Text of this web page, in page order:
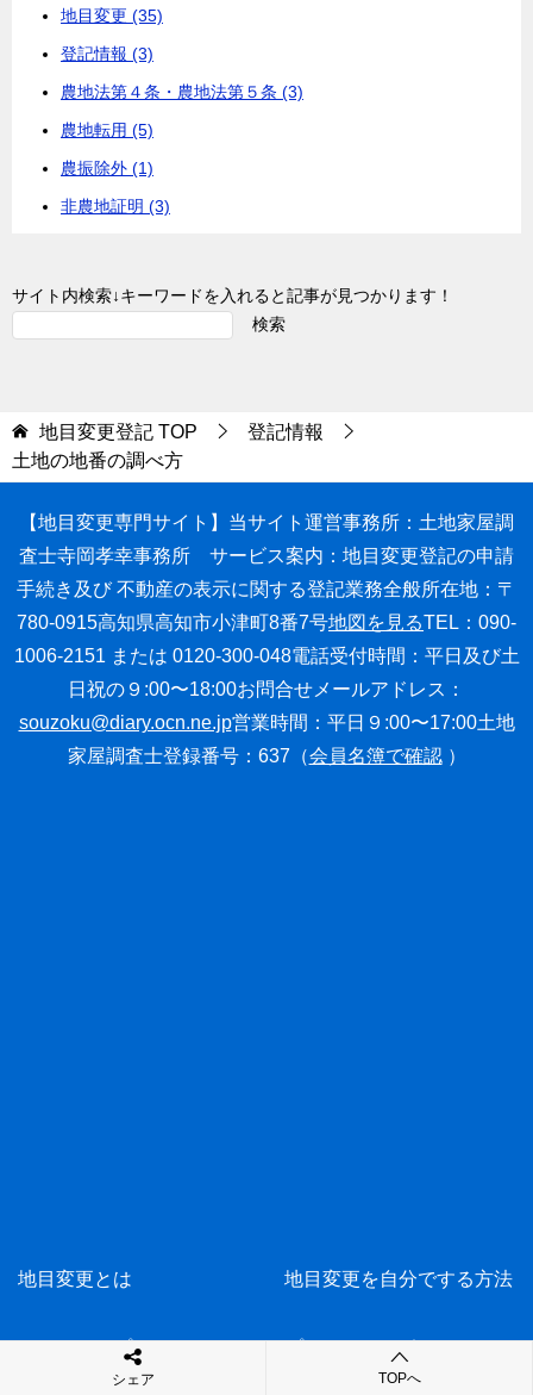
地目変更 (35)
登記情報 (3)
農地法第４条・農地法第５条 (3)
農地転用 (5)
農振除外 (1)
非農地証明 (3)
サイト内検索↓キーワードを入れると記事が見つかります！
検索
地目変更登記 TOP
登記情報
土地の地番の調べ方
【地目変更専門サイト】 当サイト運営事務所：土地家屋調
査士寺岡孝幸事務所 サービス案内：地目変更登記の申請
手続き 及び 不動産の表示に関する登記業務全般所在地：〒
780-0915高知県高知市小津町8番7号地図を見るTEL：090-
1006-2151 または 0120-300-048電話受付時間：平日及び土
日祝の９:00〜18:00お問合せメールアドレス：
souzoku@diary.ocn.ne.jp営業時間：平日９:00〜17:00土地
家屋調査士登録番号：637（会員名簿で確認）
地目変更とは 地目変更を自分でする方法
プライバシーポリシー
シェア TOPへ